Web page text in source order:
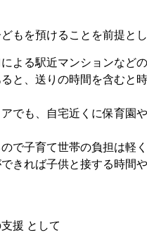
もを預けることを前提と
よる駅近マンションなど
と、送りの時間を含むと
でも、自宅近くに保育園
で子育て世帯の負担は軽く
きれば子供と接する時間
援 として